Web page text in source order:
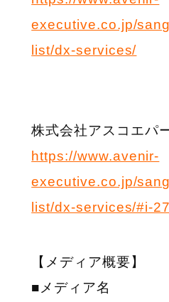
executive.co.jp/
list/dx-services/
株式会社アスコエパ
https://www.avenir-
executive.co.jp/
list/dx-services/#i-27
【メディア概要】
■メディア名